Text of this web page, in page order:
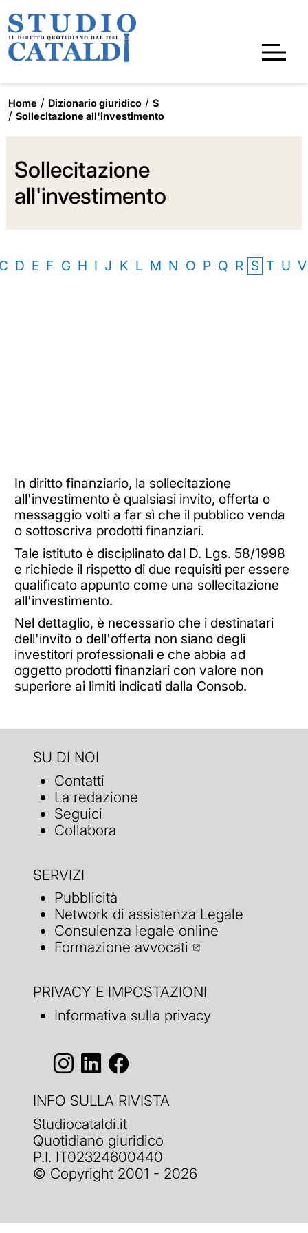
Home Dizionario giuridico
S
Sollecitazione all'investimento
Sollecitazione
all'investimento
D E F G H I J K L M N O P Q R S T U V
In diritto finanziario, la sollecitazione
all'investimento è qualsiasi invito, offerta o
messaggio volti a far sì che il pubblico venda
o sottoscriva prodotti finanziari.
Tale istituto è disciplinato dal D. Lgs. 58/1998
e richiede il rispetto di due requisiti per essere
qualificato appunto come una sollecitazione
all'investimento.
Nel dettaglio, è necessario che i destinatari
dell'invito o dell'offerta non siano degli
investitori professionali e che abbia ad
oggetto prodotti finanziari con valore non
superiore ai limiti indicati dalla Consob.
SU DI NOI
Contatti
La redazione
Seguici
Collabora
SERVIZI
Pubblicità
Network di assistenza Legale
Consulenza legale online
Formazione avvocati
PRIVACY E IMPOSTAZIONI
Informativa sulla privacy
INFO SULLA RIVISTA
Studiocataldi.it
Quotidiano giuridico
P.I. IT02324600440
© Copyright 2001 - 2026